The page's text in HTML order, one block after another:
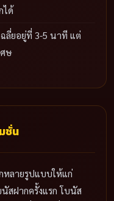
ได้
ฉลี่ยอยู่ที่ 3-5 นาที แต่
ษ
ชั่น
หลายรูปแบบให้แก่
สฝากครั้งแรก โบนัส